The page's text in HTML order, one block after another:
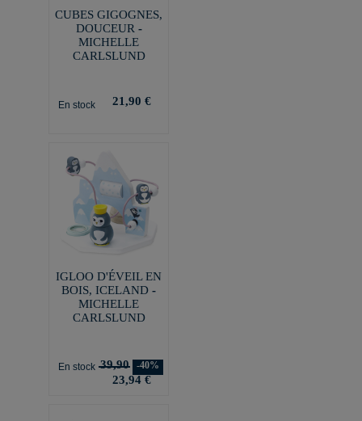
CUBES GIGOGNES,
DOUCEUR -
MICHELLE
CARLSLUND
En stock 21,90 €
IGLOO D'ÉVEIL EN
BOIS, ICELAND -
MICHELLE
CARLSLUND
En stock 39,90 -40%
23,94 €